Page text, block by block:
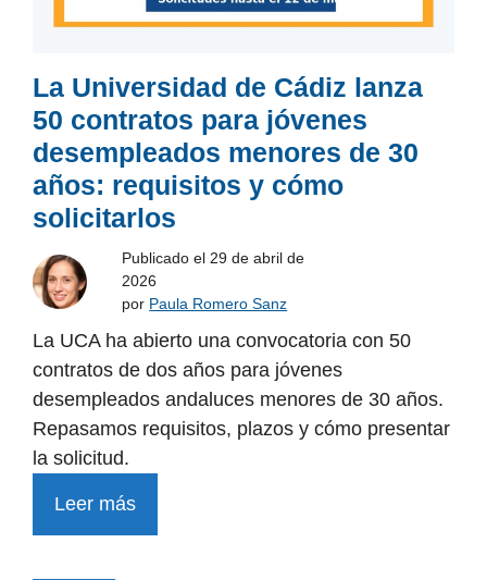
La Universidad de Cádiz lanza
50 contratos para jóvenes
desempleados menores de 30
años: requisitos y cómo
solicitarlos
Publicado el29 de abril de
2026
por Paula Romero Sanz
La UCA ha abierto una convocatoria con 50
contratos de dos años para jóvenes
desempleados andaluces menores de 30 años.
Repasamos requisitos, plazos y cómo presentar
la solicitud.
Leer más